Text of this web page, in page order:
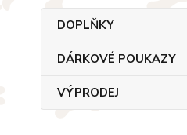
DOPLŇKY
DÁRKOVÉ POUKAZY
VÝPRODEJ